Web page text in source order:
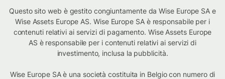
Questo sito web è gestito congiuntamente da Wise Europe SA e
Wise Assets Europe AS. Wise Europe SA è responsabile per i
contenuti relativi ai servizi di pagamento. Wise Assets Europe
AS è responsabile per i contenuti relativi ai servizi di
investimento, inclusa la pubblicità.
Wise Europe SA è una società costituita in Belgio con numero di